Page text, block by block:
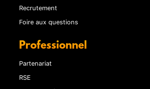
Recrutement
Foire aux questions
Professionnel
Partenariat
RSE